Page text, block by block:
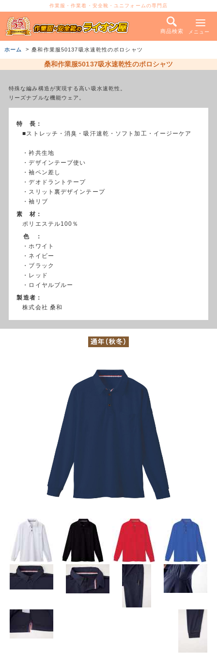
作業服・作業着・安全靴・ユニフォームの専門店
商品検索 メニュー
ホーム 桑和作業服50137吸水速乾性のポロシャツ
桑和作業服50137吸水速乾性のポロシャツ
特殊な編み構造が実現する高い吸水速乾性。
リーズナブルな機能ウェア。
特 長：
■ストレッチ・消臭・吸汗速乾・ソフト加工・イージーケア
・衿共生地
・デザインテープ使い
・袖ペン差し
・デオドラントテープ
・スリット裏デザインテープ
・袖リブ
素 材：
ポリエステル100％
色 ：
・ホワイト
・ネイビー
・ブラック
・レッド
・ロイヤルブルー
製造者：
株式会社 桑和